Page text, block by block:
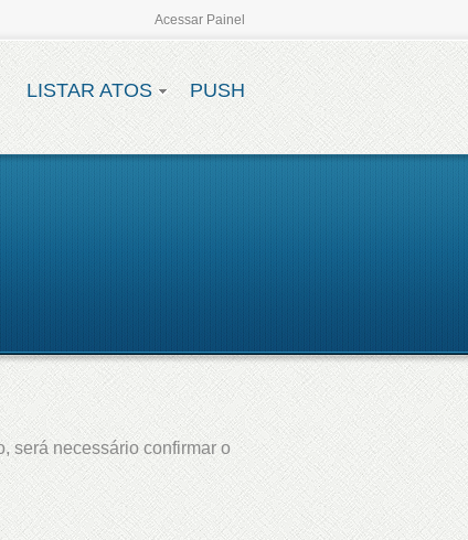
Acessar Painel
LISTAR ATOS PUSH
será necessário confirmar o